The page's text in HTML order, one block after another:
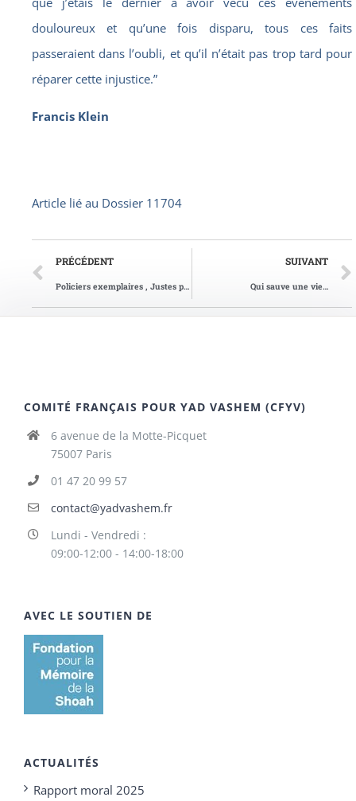
douloureux et qu’une fois disparu, tous ces faits
passeraient dans l’oubli, et qu’il n’était pas trop tard pour
réparer cette injustice.”
Francis Klein
Article lié au Dossier 11704
PRÉCÉDENT
Policiers exemplaires , Justes parmi les Nations
SUIVANT
Qui sauve une vie…
COMITÉ FRANÇAIS POUR YAD VASHEM (CFYV)
6 avenue de la Motte-Picquet
75007 Paris
01 47 20 99 57
contact@yadvashem.fr
Lundi - Vendredi :
09:00-12:00 - 14:00-18:00
AVEC LE SOUTIEN DE
ACTUALITÉS
Rapport moral 2025